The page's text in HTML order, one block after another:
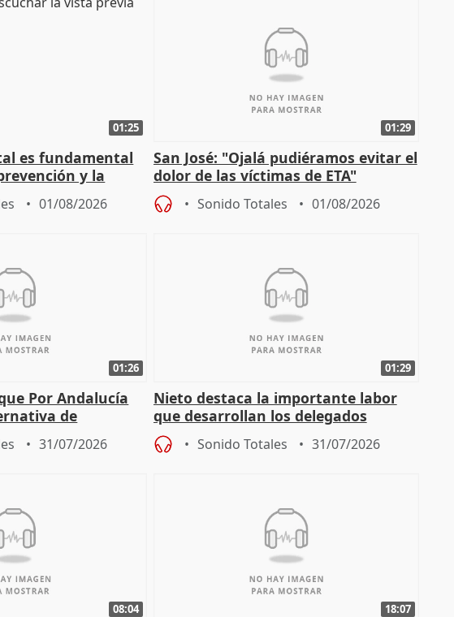
01:25
es fundamental
y la
incendios
01/08/2026
01:29
San José: "Ojalá pudiéramos evitar el
dolor de las víctimas de ETA"
Sonido Totales 01/08/2026
01:26
Por Andalucía
de
de oposición
31/07/2026
01:29
Nieto destaca la importante labor
que desarrollan los delegados
territoriales de la Junta
Sonido Totales 31/07/2026
08:04 18:07